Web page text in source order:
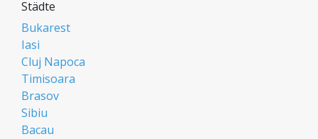
Städte
Bukarest
Iasi
Cluj Napoca
Timisoara
Brasov
Sibiu
Bacau